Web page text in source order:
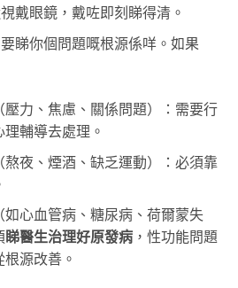
戴眼鏡，戴咗即刻睇得清。
要睇你個問題嘅根源係咩。如果
壓力、焦慮、關係問題）：需要行
輔導去處理。
熬夜、煙酒、缺乏運動）：必須靠
如心血管病、糖尿病、荷爾蒙失
睇醫生治理好原發病，性功能問題
源改善。